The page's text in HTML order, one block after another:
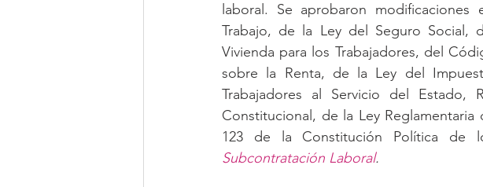
laboral. Se aprobaron
Trabajo, de la Ley del Seguro
Vivienda para los Trabajadores, del
sobre la Renta, de la Ley del
Trabajadores al Servicio del Estado,
Constitucional, de la Ley
123 de la Constitución Política de
Subcontratación Laboral.